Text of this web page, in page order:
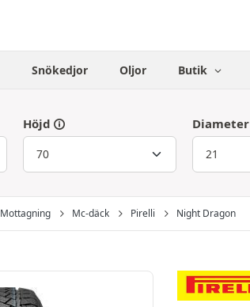
Snökedjor Oljor Butik
Höjd Diameter
Mottagning Mc-däck Pirelli Night Dragon